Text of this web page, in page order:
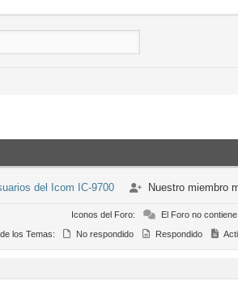
del Icom IC-9700 Nuestro miembro
Iconos del Foro: El Foro no
los Temas:
No respondido Respondido